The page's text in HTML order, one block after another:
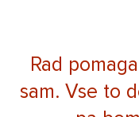
Rad
sam. Vse to